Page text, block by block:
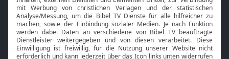
Bibelthek Online-Bibel
Nächster Gottesdienst
Bibel TV Service